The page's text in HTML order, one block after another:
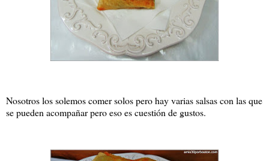
Nosotros los solemos comer solos pero hay varias salsas con las que
se pueden acompañar pero eso es cuestión de gustos.